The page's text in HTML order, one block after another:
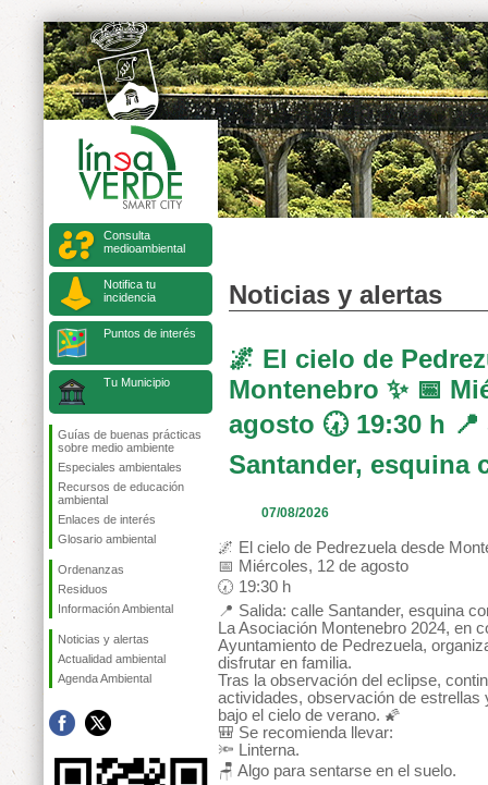
Consulta
medioambiental
Notifica tu
incidencia
Puntos de interés
Tu Municipio
Guías de buenas prácticas
sobre medio ambiente
Especiales ambientales
Recursos de educación
ambiental
Enlaces de interés
Glosario ambiental
Ordenanzas
Residuos
Información Ambiental
Noticias y alertas
Actualidad ambiental
Agenda Ambiental
Noticias y alertas
🌌 El cielo de
Montenebro ✨ 📅
agosto 🕢 19:30 h
Santander, esquina
07/08/2026
🌌 El cielo de Pedrezuela desde
📅 Miércoles, 12 de agosto
🕢 19:30 h
📍 Salida: calle Santander, esquina
La Asociación Montenebro 2024, en
Ayuntamiento de Pedrezuela,
disfrutar en familia.
Tras la observación del eclipse,
actividades, observación de estrellas
bajo el cielo de verano. 🌠
🎒 Se recomienda llevar:
🔦 Linterna.
🪑 Algo para sentarse en el suelo.